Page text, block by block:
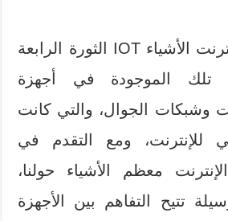
تعتبر تكنولوجيا إنترنت الأشياء IOT الثورة الرابعة
تلك الموجودة في أجهزة
وشبكات الجوال، والتي كانت
للإنترنت، ومع التقدم في
معظم الأشياء حولنا،
تتيح التفاهم بين الأجهزة